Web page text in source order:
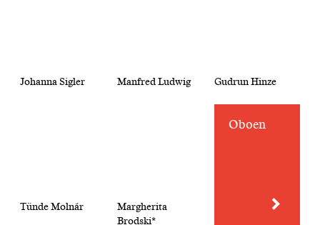
Johanna Sigler Manfred Ludwig Gudrun Hinze
Tünde Molnár
Margherita
Brodski*
Oboen